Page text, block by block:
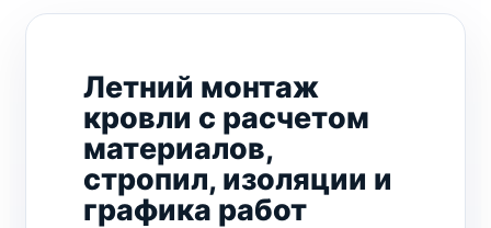
Летний монтаж
кровли с расчетом
материалов,
стропил, изоляции и
графика работ